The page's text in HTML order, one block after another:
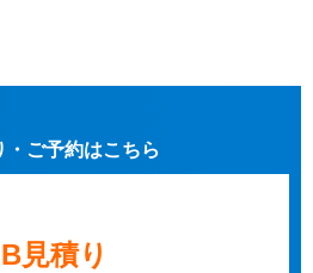
・ご予約はこちら
見積り